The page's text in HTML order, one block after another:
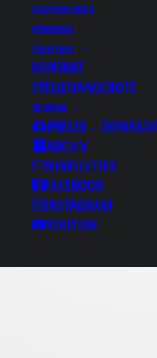
GASTRONOMIE
FÖRDERER
ÜBER UNS
KONTAKT
STELLENANGEBOTE
MEHR
PRESSE –
ARCHIV
NEWSLETTER
FACEBOOK
INSTAGRAM
YOUTUBE
Results
ヲ
카페♤
파